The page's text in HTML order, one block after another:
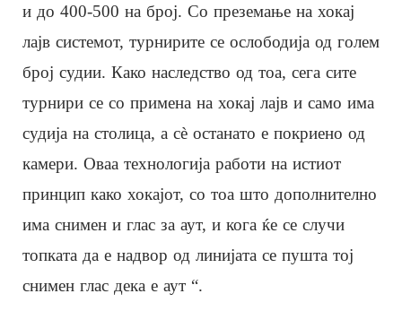
и до 400-500 на број. Со преземање на хокај
лајв системот, турнирите се ослободија од голем
број судии. Како наследство од тоа, сега сите
турнири се со примена на хокај лајв и само има
судија на столица, а сè останато е покриено од
камери. Оваа технологија работи на истиот
принцип како хокајот, со тоа што дополнително
има снимен и глас за аут, и кога ќе се случи
топката да е надвор од линијата се пушта тој
снимен глас дека е аут “.